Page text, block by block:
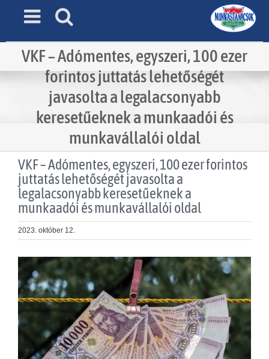
VKF – Adómentes, egyszeri, 100 ezer
forintos juttatás lehetőségét
javasolta a legalacsonyabb
keresetűeknek a munkaadói és
munkavállalói oldal
VKF – Adómentes, egyszeri, 100 ezer forintos
juttatás lehetőségét javasolta a
legalacsonyabb keresetűeknek a
munkaadói és munkavállalói oldal
2023. október 12.
View
Larger
Image